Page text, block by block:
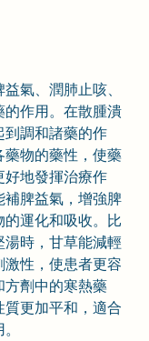
氣、潤肺止咳、
作用。在散腫潰
調和諸藥的作
物的藥性，使藥
地發揮治療作
脾益氣，增強脾
運化和吸收。比
時，甘草能減輕
性，使患者更容
劑中的寒熱藥
更加平和，適合